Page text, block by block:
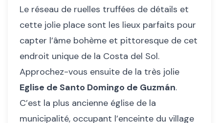
Le réseau de ruelles truffées de détails et
cette jolie place sont les lieux parfaits pour
capter l’âme bohème et pittoresque de cet
endroit unique de la Costa del Sol.
Approchez-vous ensuite de la très jolie
Eglise de Santo Domingo de Guzmán.
C’est la plus ancienne église de la
municipalité, occupant l’enceinte du village